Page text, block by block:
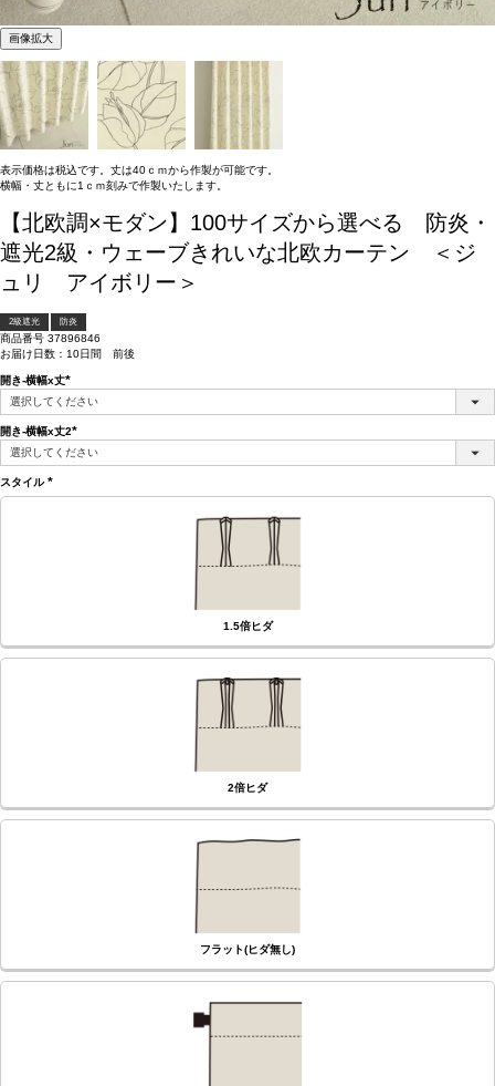
画像拡大
表示価格は税込です。丈は40ｃｍから作製が可能です。
横幅・丈ともに1ｃｍ刻みで作製いたします。
【北欧調×モダン】100サイズから選べる 防炎・
遮光2級・ウェーブきれいな北欧カーテン ＜ジ
ュリ アイボリー＞
2級遮光 防炎
商品番号 37896846
お届け日数：10日間 前後
開き-横幅x丈
(必
須)
開き-横幅x丈2
(必
須)
スタイル
(必
1.5倍ヒダ
2倍ヒダ
フラット(ヒダ無し)